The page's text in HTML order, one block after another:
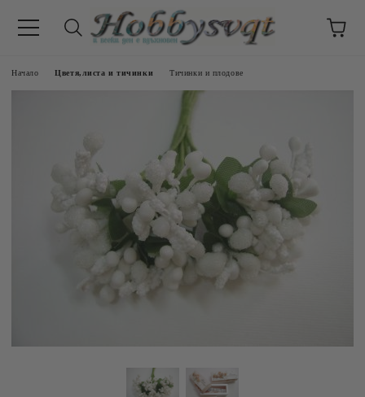
Начало Цветя,листа и тичинки Тичинки и плодове